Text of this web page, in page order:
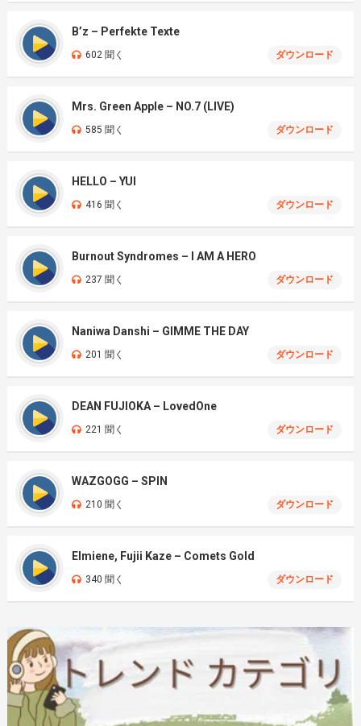
B’z – Perfekte Texte
602 聞く ダウンロード
Mrs. Green Apple – NO.7 (LIVE)
585 聞く ダウンロード
HELLO – YUI
416 聞く ダウンロード
Burnout Syndromes – I AM A HERO
237 聞く ダウンロード
Naniwa Danshi – GIMME THE DAY
201 聞く ダウンロード
DEAN FUJIOKA – LovedOne
221 聞く ダウンロード
WAZGOGG – SPIN
210 聞く ダウンロード
Elmiene, Fujii Kaze – Comets Gold
340 聞く ダウンロード